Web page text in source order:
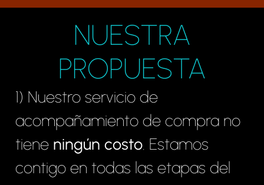
NUESTRA
PROPUESTA
1) Nuestro servicio de
acompañamiento de compra no
tiene ningún costo. Estamos
contigo en todas las etapas del